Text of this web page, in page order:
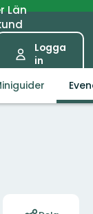
Län
Logga
in
Hemma